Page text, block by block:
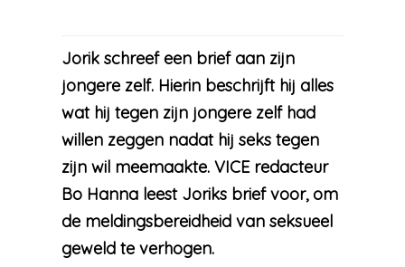
Jorik schreef een brief aan zijn
jongere zelf. Hierin beschrijft hij alles
wat hij tegen zijn jongere zelf had
willen zeggen nadat hij seks tegen
zijn wil meemaakte. VICE redacteur
Bo Hanna leest Joriks brief voor, om
de meldingsbereidheid van seksueel
geweld te verhogen.